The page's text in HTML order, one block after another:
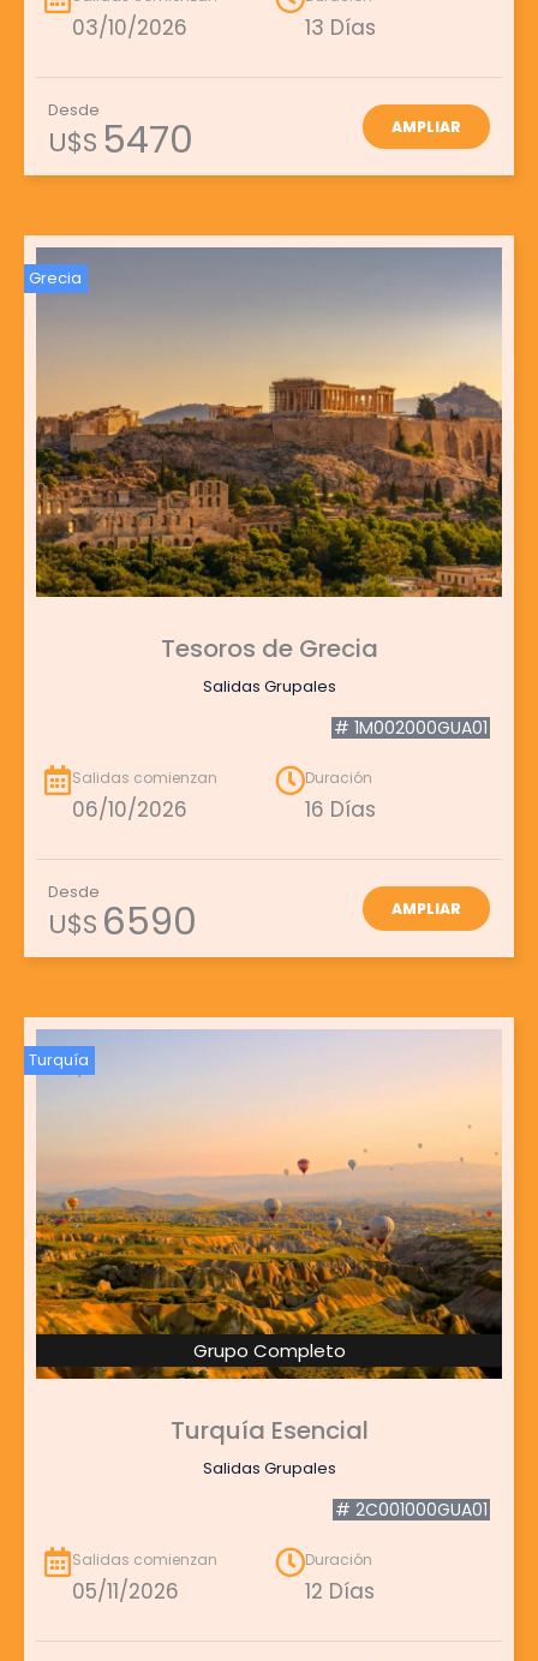
03/10/2026 13 Días
Desde
U$S 5470 AMPLIAR
Grecia
Tesoros de Grecia
Salidas Grupales
# 1M002000GUA01
Salidas comienzan
06/10/2026
Duración
16 Días
Desde
U$S 6590 AMPLIAR
Turquía
Grupo Completo
Turquía Esencial
Salidas Grupales
# 2C001000GUA01
Salidas comienzan
05/11/2026
Duración
12 Días